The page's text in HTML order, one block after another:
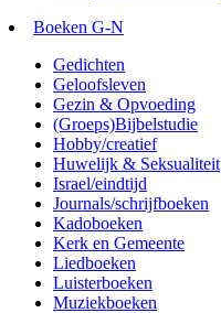
Boeken G-N
Gedichten
Geloofsleven
Gezin & Opvoeding
(Groeps)Bijbelstudie
Hobby/creatief
Huwelijk & Seksualiteit
Israel/eindtijd
Journals/schrijfboeken
Kadoboeken
Kerk en Gemeente
Liedboeken
Luisterboeken
Muziekboeken